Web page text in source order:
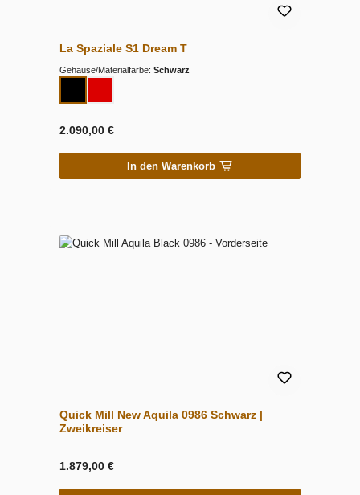
La Spaziale S1 Dream T
Gehäuse/Materialfarbe: Schwarz
2.090,00 €
In den Warenkorb
Quick Mill New Aquila 0986 Schwarz |
Zweikreiser
1.879,00 €